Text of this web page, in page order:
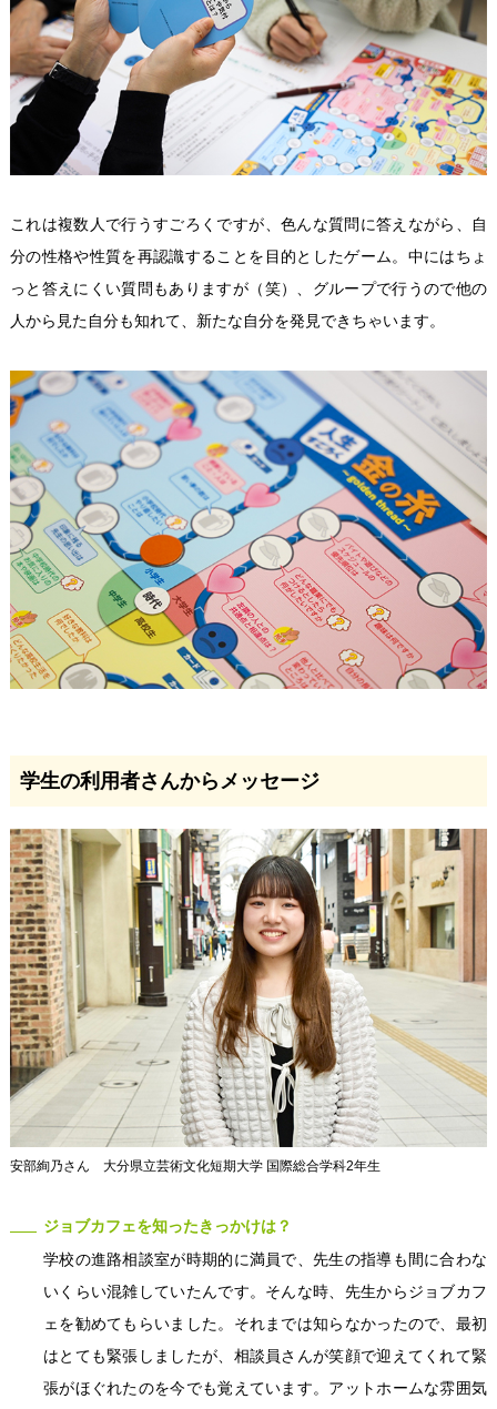
これは複数人で行うすごろくですが、 色んな質問に答えながら、自
分の性格や性質を再認識することを目的としたゲーム。中にはちょ
っと答えにくい質問もありますが（笑）、グループで行うので他の
人から見た自分も知れて、新たな自分を発見できちゃいます。
学生の利用者さんからメッセージ
安部絢乃さん 大分県立芸術文化短期大学 国際総合学科2年生
ジョブカフェを知ったきっかけは？
学校の進路相談室が時期的に満員で、先生の指導も間に合わな
いくらい混雑していたんです。そんな時、先生からジョブカフ
ェを勧めてもらいました。それまでは知らなかったので、最初
はとても緊張しましたが、相談員さんが笑顔で迎えてくれて緊
張がほぐれたのを今でも覚えています。アットホームな雰囲気